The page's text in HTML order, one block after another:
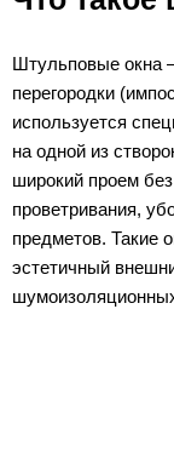
Штульповые окна
перегородки
используется
на одной из
широкий проем
проветривания,
предметов. Такие
эстетичный